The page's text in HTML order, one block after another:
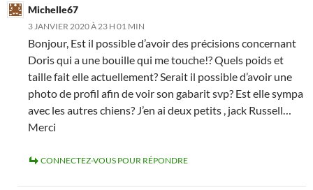
Michelle67
3 JANVIER 2020 À 23 H 01 MIN
Bonjour, Est il possible d’avoir des précisions concernant
Doris qui a une bouille qui me touche!? Quels poids et
taille fait elle actuellement? Serait il possible d’avoir une
photo de profil afin de voir son gabarit svp? Est elle sympa
avec les autres chiens? J’en ai deux petits , jack Russell…
Merci
CONNECTEZ-VOUS POUR RÉPONDRE